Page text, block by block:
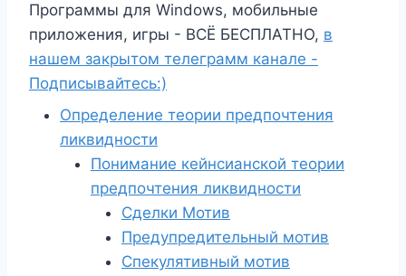
Программы для Windows, мобильные
приложения, игры - ВСЁ БЕСПЛАТНО, в
нашем закрытом телеграмм канале -
Подписывайтесь:)
Определение теории предпочтения
ликвидности
Понимание кейнсианской теории
предпочтения ликвидности
Сделки Мотив
Предупредительный мотив
Спекулятивный мотив